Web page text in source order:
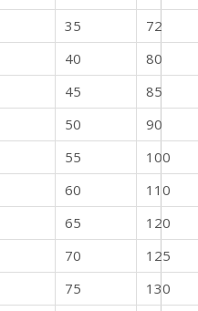
35
72
40
80
45
85
50
90
55
100
60
110
65
120
70
125
75
130